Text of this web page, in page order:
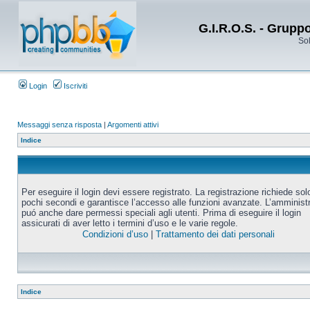
G.I.R.O.S. -
Login Iscriviti
Messaggi senza risposta | Argomenti attivi
Indice
Per eseguire il login devi essere registrato. La registrazione richiede
pochi secondi e garantisce l’accesso alle funzioni avanzate.
puó anche dare permessi speciali agli utenti. Prima di eseguire il login
assicurati di aver letto i termini d’uso e le varie regole.
Condizioni d’uso| Trattamento dei dati personali
Indice